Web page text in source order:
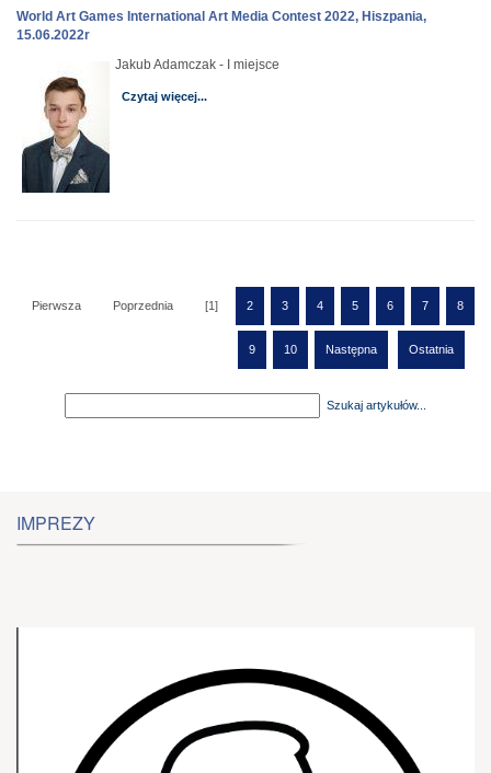
World Art Games International Art Media Contest 2022, Hiszpania,
15.06.2022r
Jakub Adamczak - I miejsce
Czytaj więcej...
Pierwsza Poprzednia [1] 2 3 4 5 6 7 8
9 10 Następna Ostatnia
Szukaj artykułów...
IMPREZY